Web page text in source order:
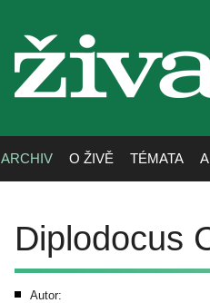
živa
ARCHIV O ŽIVĚ TÉMATA
Diplodocus
Autor: